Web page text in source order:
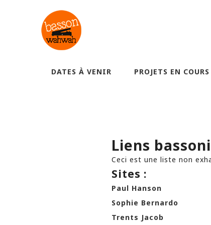
DATES À VENIR PROJETS EN COURS
Liens
Ceci est une liste non
Sites :
Paul Hanson
Sophie Bernardo
Trents Jacob